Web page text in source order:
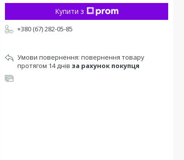
Купити з
+380 (67) 282-05-85
повернення товару
протягом 14 днів за рахунок покупця